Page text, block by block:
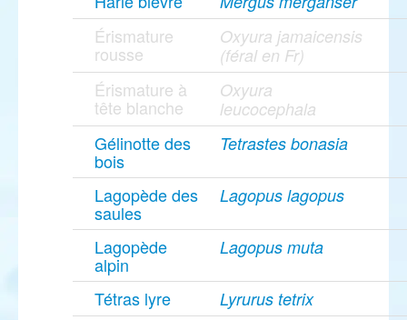
Érismature
rousse
Oxyura jamaicensis
(féral en Fr)
Érismature à
tête blanche
Oxyura
leucocephala
Gélinotte des
bois
Tetrastes bonasia
Lagopède des
saules
Lagopus lagopus
Lagopède
alpin
Lagopus muta
Tétras lyre Lyrurus tetrix